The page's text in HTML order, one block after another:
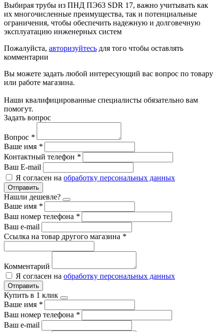
Выбирая трубы из ПНД ПЭ63 SDR 17, важно учитывать как
их многочисленные преимущества, так и потенциальные
ограничения, чтобы обеспечить надежную и долговечную
эксплуатацию инженерных систем
Пожалуйста, авторизуйтесь для того чтобы оставлять
комментарии
Вы можете задать любой интересующий вас вопрос по товару
или работе магазина.
Наши квалифицированные специалисты обязательно вам
помогут.
Задать вопрос
Вопрос *
Ваше имя *
Контактный телефон *
Ваш E-mail
Я согласен на обработку персональных данных
Отправить
Нашли дешевле?
Ваше имя *
Ваш номер телефона *
Ваш e-mail
Ссылка на товар другого магазина *
Комментарий
Я согласен на обработку персональных данных
Отправить
Купить в 1 клик
Ваше имя *
Ваш номер телефона *
Ваш e-mail